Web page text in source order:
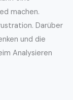
machen.
Darüber
und die
Analysieren